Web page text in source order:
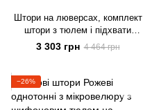
Штори на люверсах, комплект
штори з тюлем і підхвати
Голубий
3 303 грн 4 464 грн
−26%